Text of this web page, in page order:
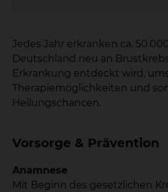
Jedes Jahr erkranken ca.
Deutschland neu an
Erkrankung entdeckt wird,
Therapiemöglichkeiten und
Heilungschancen.
Vorsorge & Prävention
Anamnese
Mit Beginn des gesetzlichen